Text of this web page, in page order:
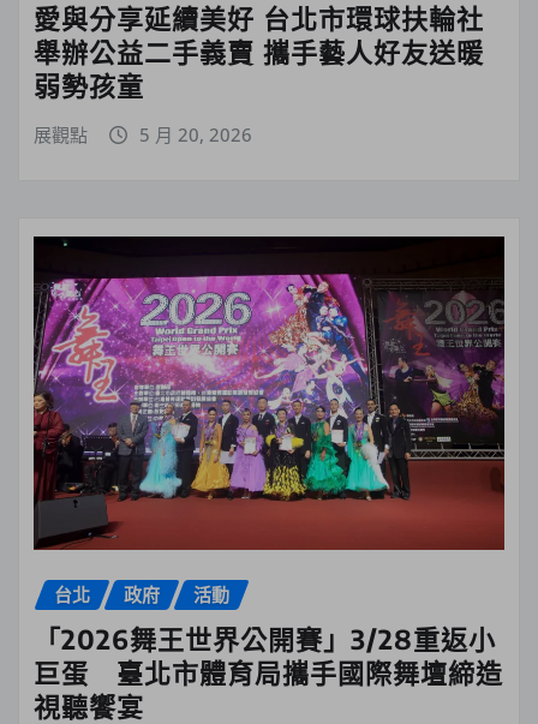
愛與分享延續美好 台北市環球扶輪社
舉辦公益二手義賣 攜手藝人好友送暖
弱勢孩童
展觀點 5 月 20, 2026
台北 政府 活動
「2026舞王世界公開賽」3/28重返小
巨蛋 臺北市體育局攜手國際舞壇締造
視聽饗宴